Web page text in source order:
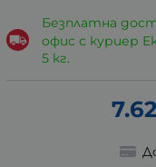
Безплатна
офис с куриер
5 кг.
7.62